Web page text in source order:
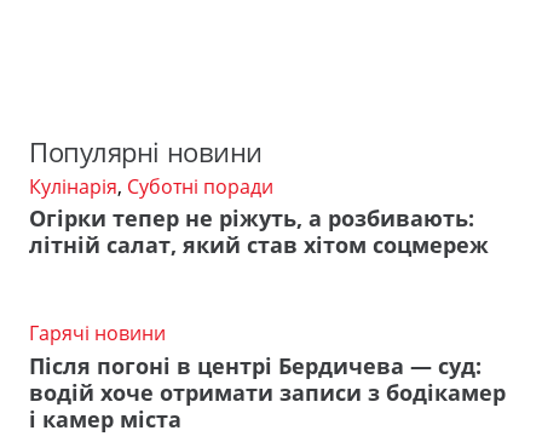
Популярні новини
Кулінарія, Суботні поради
Огірки тепер не ріжуть, а розбивають:
літній салат, який став хітом соцмереж
Гарячі новини
Після погоні в центрі Бердичева — суд:
водій хоче отримати записи з бодікамер
і камер міста